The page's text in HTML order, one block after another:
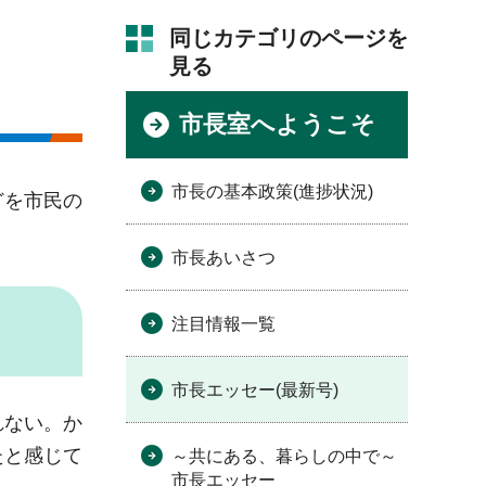
市民の
い。か
感じて
同じカテゴリのページを
見る
市長室へようこそ
市長の基本政策(進捗状況)
市長あいさつ
注目情報一覧
市長エッセー(最新号)
～共にある、暮らしの中で～
市長エッセー